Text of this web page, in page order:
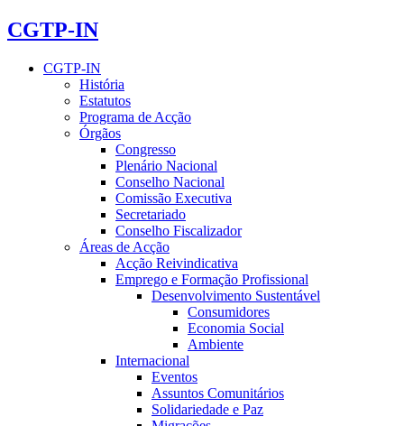
CGTP-IN
CGTP-IN
História
Estatutos
Programa de Acção
Órgãos
Congresso
Plenário Nacional
Conselho Nacional
Comissão Executiva
Secretariado
Conselho Fiscalizador
Áreas de Acção
Acção Reivindicativa
Emprego e Formação Profissional
Desenvolvimento Sustentável
Consumidores
Economia Social
Ambiente
Internacional
Eventos
Assuntos Comunitários
Solidariedade e Paz